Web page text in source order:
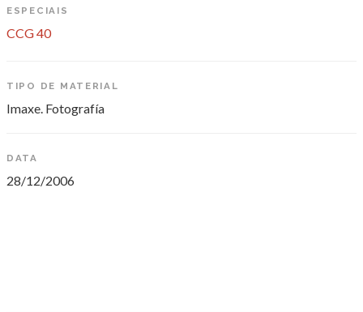
ESPECIAIS
CCG 40
TIPO DE MATERIAL
Imaxe. Fotografía
DATA
28/12/2006